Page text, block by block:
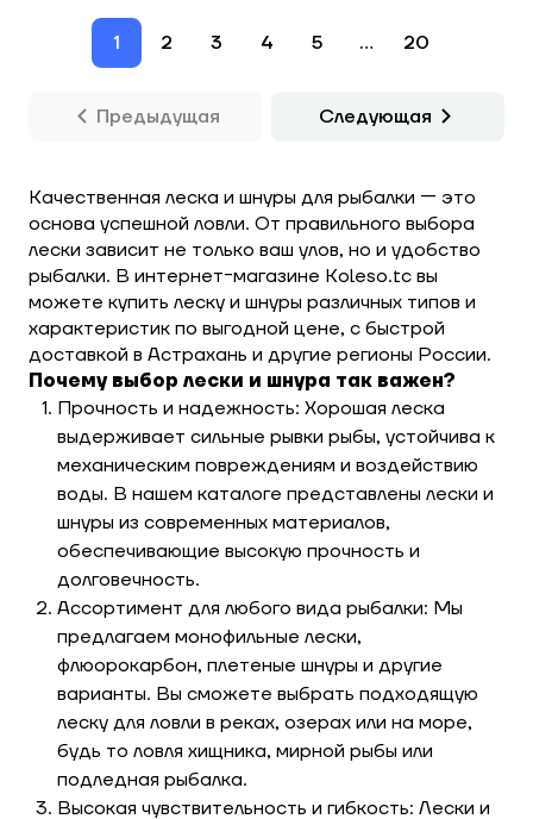
1 2 3 4 5 ... 20
Предыдущая Следующая
Качественная леска и шнуры для рыбалки — это
основа успешной ловли. От правильного выбора
лески зависит не только ваш улов, но и удобство
рыбалки. В интернет-магазине Koleso.tc вы
можете купить леску и шнуры различных типов и
характеристик по выгодной цене, с быстрой
доставкой в Астрахань и другие регионы России.
Почему выбор лески и шнура так важен?
Прочность и надежность: Хорошая леска
выдерживает сильные рывки рыбы, устойчива к
механическим повреждениям и воздействию
воды. В нашем каталоге представлены лески и
шнуры из современных материалов,
обеспечивающие высокую прочность и
долговечность.
Ассортимент для любого вида рыбалки: Мы
предлагаем монофильные лески,
флюорокарбон, плетеные шнуры и другие
варианты. Вы сможете выбрать подходящую
леску для ловли в реках, озерах или на море,
будь то ловля хищника, мирной рыбы или
подледная рыбалка.
Высокая чувствительность и гибкость: Лески и